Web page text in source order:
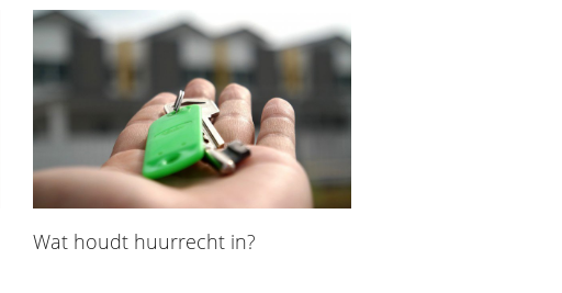
Wat houdt huurrecht in?